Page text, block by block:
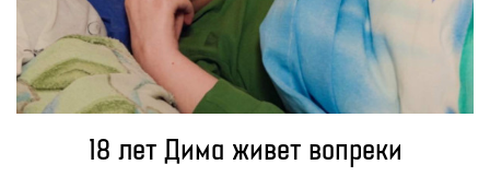
18 лет Дима живет вопреки